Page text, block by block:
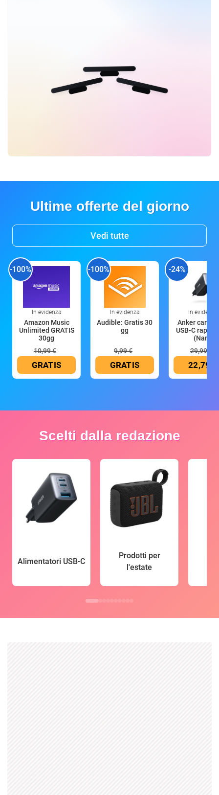
Ultime offerte del giorno
Vedi tutte
-100%
In evidenza
Amazon Music
Unlimited GRATIS
30gg
10,99 €
GRATIS
-100%
In evidenza
Audible: Gratis 30
gg
9,99 €
GRATIS
-24%
In evidenza
Anker
USB-C rapido
(Nano
29,99 €
22,79 €
Scelti dalla redazione
Alimentatori USB-C
Prodotti per
l'estate